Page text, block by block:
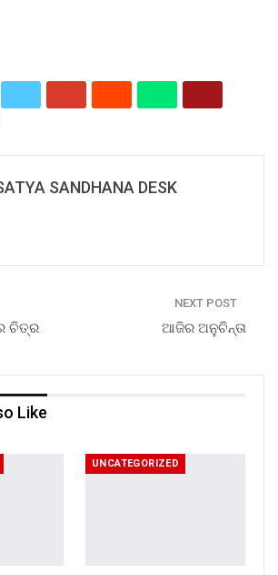
SANDHANA DESK
ଚିତ୍ର
NEXT POST
ଆଜିର ଅନୁଚିନ୍ତା
Like
UNCATEGORIZED